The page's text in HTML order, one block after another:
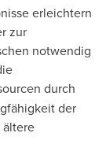
erleichtern
zur
notwendig
durch
der
ältere